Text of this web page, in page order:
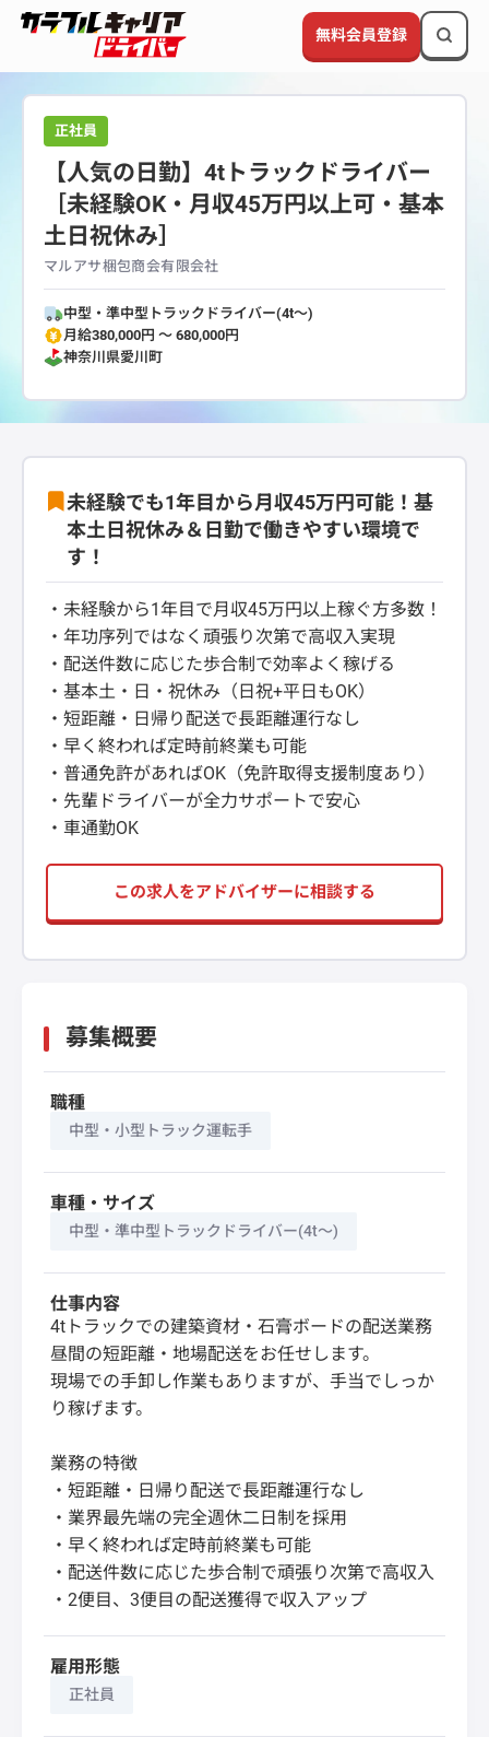
無料会員登録
正社員
【人気の日勤】4tトラックドライバー
［未経験OK・月収45万円以上可・基本
土日祝休み］
マルアサ梱包商会有限会社
中型・準中型トラックドライバー(4t～)
月給380,000円 〜 680,000円
神奈川県愛川町
未経験でも1年目から月収45万円可能！基
本土日祝休み＆日勤で働きやすい環境で
す！
・未経験から1年目で月収45万円以上稼ぐ方多数！
・年功序列ではなく頑張り次第で高収入実現
・配送件数に応じた歩合制で効率よく稼げる
・基本土・日・祝休み（日祝+平日もOK）
・短距離・日帰り配送で長距離運行なし
・早く終われば定時前終業も可能
・普通免許があればOK（免許取得支援制度あり）
・先輩ドライバーが全力サポートで安心
・車通勤OK
この求人をアドバイザーに相談する
募集概要
職種
中型・小型トラック運転手
車種・サイズ
中型・準中型トラックドライバー(4t～)
仕事内容
4tトラックでの建築資材・石膏ボードの配送業務
昼間の短距離・地場配送をお任せします。
現場での手卸し作業もありますが、手当でしっか
り稼げます。
業務の特徴
・短距離・日帰り配送で長距離運行なし
・業界最先端の完全週休二日制を採用
・早く終われば定時前終業も可能
・配送件数に応じた歩合制で頑張り次第で高収入
・2便目、3便目の配送獲得で収入アップ
雇用形態
正社員